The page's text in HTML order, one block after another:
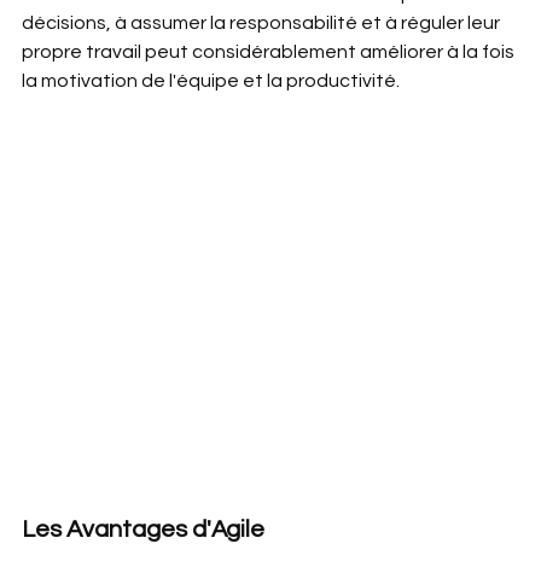
décisions, à assumer la responsabilité et à réguler leur
propre travail peut considérablement améliorer à la fois
la motivation de l'équipe et la productivité.
Les Avantages d'Agile